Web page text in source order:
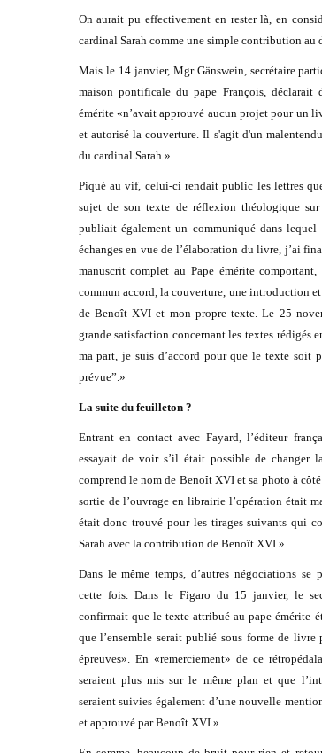
On aurait pu effectivement en rester là, en
cardinal Sarah comme une simple contribution au
Mais le 14 janvier, Mgr Gänswein, secrétaire
maison pontificale du pape François, déclarait
émérite «n’avait approuvé aucun projet pour un
et autorisé la couverture. Il s'agit d'un
du cardinal Sarah.»
Piqué au vif, celui-ci rendait public les lettres
sujet de son texte de réflexion théologique
publiait également un communiqué dans
échanges en vue de l’élaboration du livre, j’ai
manuscrit complet au Pape émérite
commun accord, la couverture, une introduction
de Benoît XVI et mon propre texte. Le 25
grande satisfaction concernant les textes rédigés
ma part, je suis d’accord pour que le texte soit
prévue”.»
La suite du feuilleton ?
Entrant en contact avec Fayard, l’éditeur
essayait de voir s’il était possible de changer
comprend le nom de Benoît XVI et sa photo à
sortie de l’ouvrage en librairie l’opération était
était donc trouvé pour les tirages suivants qui
Sarah avec la contribution de Benoît XVI.»
Dans le même temps, d’autres négociations se
cette fois. Dans le Figaro du 15 janvier, le
confirmait que le texte attribué au pape émérite
que l’ensemble serait publié sous forme de
épreuves». En «remerciement» de ce
seraient plus mis sur le même plan et que
seraient suivies également d’une nouvelle
et approuvé par Benoît XVI.»